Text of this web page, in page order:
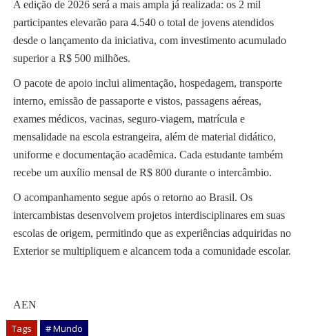
A edição de 2026 será a mais ampla já realizada: os 2 mil
participantes elevarão para 4.540 o total de jovens atendidos
desde o lançamento da iniciativa, com investimento acumulado
superior a R$ 500 milhões.
O pacote de apoio inclui alimentação, hospedagem, transporte
interno, emissão de passaporte e vistos, passagens aéreas,
exames médicos, vacinas, seguro-viagem, matrícula e
mensalidade na escola estrangeira, além de material didático,
uniforme e documentação acadêmica. Cada estudante também
recebe um auxílio mensal de R$ 800 durante o intercâmbio.
O acompanhamento segue após o retorno ao Brasil. Os
intercambistas desenvolvem projetos interdisciplinares em suas
escolas de origem, permitindo que as experiências adquiridas no
Exterior se multipliquem e alcancem toda a comunidade escolar.
AEN
Tags # Mundo